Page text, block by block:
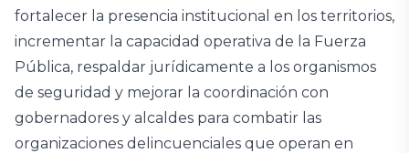
fortalecer la presencia institucional en los territorios,
incrementar la capacidad operativa de la Fuerza
Pública, respaldar jurídicamente a los organismos
de seguridad y mejorar la coordinación con
gobernadores y alcaldes para combatir las
organizaciones delincuenciales que operan en